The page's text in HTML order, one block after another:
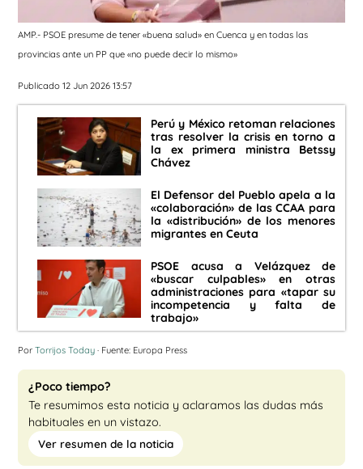
AMP.- PSOE presume de tener «buena salud» en Cuenca y en todas las
provincias ante un PP que «no puede decir lo mismo»
Publicado 12 Jun 2026 13:57
Perú y México retoman relaciones
tras resolver la crisis en torno a
la ex primera ministra Betssy
Chávez
El Defensor del Pueblo apela a la
«colaboración» de las CCAA para
la «distribución» de los menores
migrantes en Ceuta
PSOE acusa a Velázquez de
«buscar culpables» en otras
administraciones para «tapar su
incompetencia y falta de
trabajo»
Por Torrijos Today · Fuente: Europa Press
¿Poco tiempo?
Te resumimos esta noticia y aclaramos las dudas más
habituales en un vistazo.
Ver resumen de la noticia